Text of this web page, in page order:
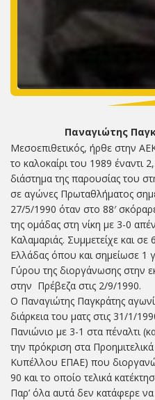
Παναγιώτης
Μεσοεπιθετικός, ήρθε στην
το καλοκαίρι του 1989 έναντι
διάστημα της παρουσίας του
σε αγώνες Πρωταθλήματος
27/5/1990 όταν στο 88′
της ομάδας στη νίκη με 3-0
Καλαμαριάς. Συμμετείχε και
Ελλάδας όπου και σημείωσε 1
Γύρου της διοργάνωσης στην
στην Πρέβεζα στις 2/9/1990.
Ο Παναγιώτης Παγκράτης
διάρκεια του ματς στις 31/1/
Πανιώνιο με 3-1 στα πέναλτι
την πρόκριση στα
Κυπέλλου ΕΠΑΕ) που
90 και το οποίο τελικά
Παρ’ όλα αυτά δεν κατάφερε